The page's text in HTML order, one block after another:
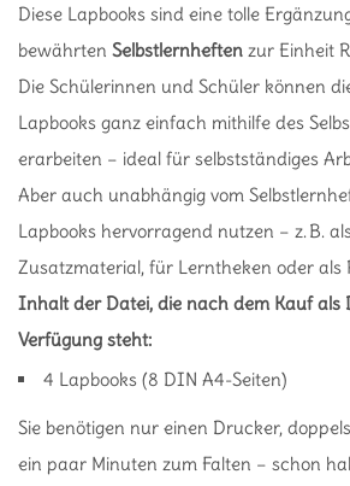
Diese Lapbooks sind eine tolle
bewährten Selbstlernheften zur Einheit
Die Schülerinnen und Schüler können
Lapbooks ganz einfach mithilfe des
erarbeiten – ideal für selbstständiges
Aber auch unabhängig vom
Lapbooks hervorragend nutzen – z. B.
Zusatzmaterial, für Lerntheken oder als
Inhalt der Datei, die nach dem Kauf als
Verfügung steht:
4 Lapbooks (8 DIN A4-Seiten)
Sie benötigen nur einen Drucker,
ein paar Minuten zum Falten – schon